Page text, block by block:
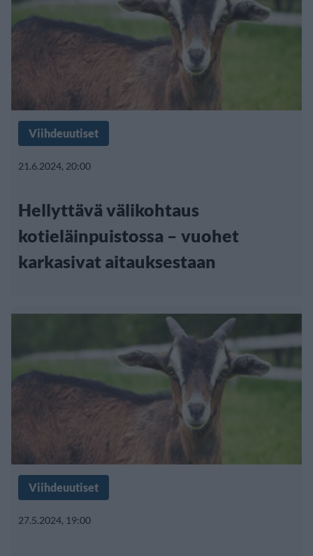
Viihdeuutiset
21.6.2024, 20:00
Hellyttävä välikohtaus
kotieläinpuistossa – vuohet
karkasivat aitauksestaan
Viihdeuutiset
27.5.2024, 19:00